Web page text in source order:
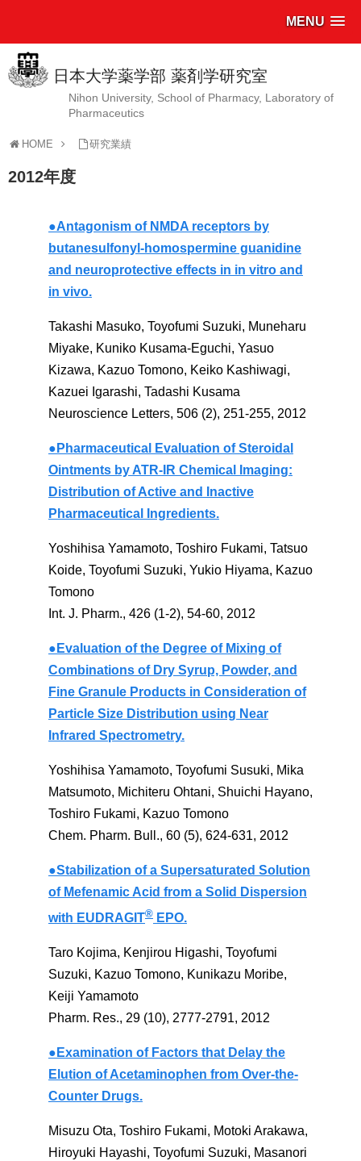
MENU
日本大学薬学部 薬剤学研究室
Nihon University, School of Pharmacy, Laboratory of
Pharmaceutics
HOME 研究業績
2012年度
●Antagonism of NMDA receptors by
butanesulfonyl-homospermine guanidine
and neuroprotective effects in in vitro and
in vivo.
Takashi Masuko, Toyofumi Suzuki, Muneharu
Miyake, Kuniko Kusama-Eguchi, Yasuo
Kizawa, Kazuo Tomono, Keiko Kashiwagi,
Kazuei Igarashi, Tadashi Kusama
Neuroscience Letters, 506 (2), 251-255, 2012
●Pharmaceutical Evaluation of Steroidal
Ointments by ATR-IR Chemical Imaging:
Distribution of Active and Inactive
Pharmaceutical Ingredients.
Yoshihisa Yamamoto, Toshiro Fukami, Tatsuo
Koide, Toyofumi Suzuki, Yukio Hiyama, Kazuo
Tomono
Int. J. Pharm., 426 (1-2), 54-60, 2012
●Evaluation of the Degree of Mixing of
Combinations of Dry Syrup, Powder, and
Fine Granule Products in Consideration of
Particle Size Distribution using Near
Infrared Spectrometry.
Yoshihisa Yamamoto, Toyofumi Susuki, Mika
Matsumoto, Michiteru Ohtani, Shuichi Hayano,
Toshiro Fukami, Kazuo Tomono
Chem. Pharm. Bull., 60 (5), 624-631, 2012
●Stabilization of a Supersaturated Solution
of Mefenamic Acid from a Solid Dispersion
with EUDRAGIT® EPO.
Taro Kojima, Kenjirou Higashi, Toyofumi
Suzuki, Kazuo Tomono, Kunikazu Moribe,
Keiji Yamamoto
Pharm. Res., 29 (10), 2777-2791, 2012
●Examination of Factors that Delay the
Elution of Acetaminophen from Over-the-
Counter Drugs.
Misuzu Ota, Toshiro Fukami, Motoki Arakawa,
Hiroyuki Hayashi, Toyofumi Suzuki, Masanori